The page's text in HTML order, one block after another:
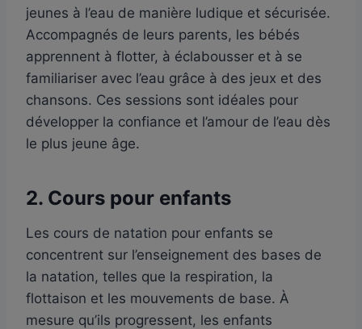
jeunes à l’eau de manière ludique et sécurisée.
Accompagnés de leurs parents, les bébés
apprennent à flotter, à éclabousser et à se
familiariser avec l’eau grâce à des jeux et des
chansons. Ces sessions sont idéales pour
développer la confiance et l’amour de l’eau dès
le plus jeune âge.
2. Cours pour enfants
Les cours de natation pour enfants se
concentrent sur l’enseignement des bases de
la natation, telles que la respiration, la
flottaison et les mouvements de base. À
mesure qu’ils progressent, les enfants